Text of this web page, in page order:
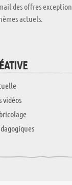
des offres
actuels.
vidéos